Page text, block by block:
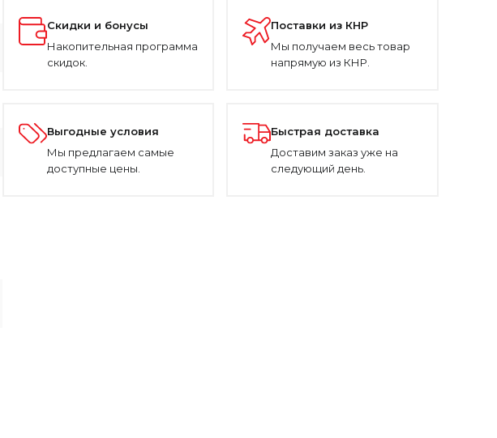
Скидки и бонусы
Накопительная программа
скидок.
Поставки из КНР
Мы получаем весь товар
напрямую из КНР.
Выгодные условия
Мы предлагаем самые
доступные цены.
Быстрая доставка
Доставим заказ уже на
следующий день.